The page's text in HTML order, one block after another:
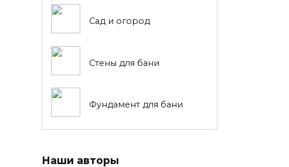
Сад и огород
Стены для бани
Фундамент для бани
Наши авторы